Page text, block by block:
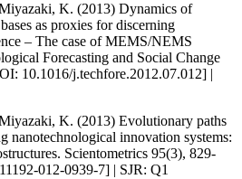
K. (2013) Dynamics of
as proxies for discerning
‒ The case of MEMS/NEMS
Forecasting and Social Change
10.1016/j.techfore.2012.07.012] |
K. (2013) Evolutionary paths
nanotechnological innovation systems:
Scientometrics 95(3), 829-
012-0939-7] | SJR: Q1